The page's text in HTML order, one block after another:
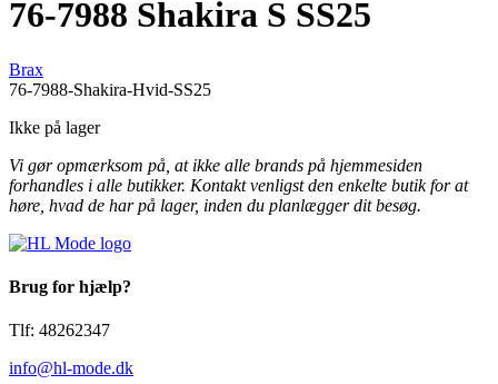
76-7988 Shakira S SS25
Brax
76-7988-Shakira-Hvid-SS25
Ikke på lager
Vi gør opmærksom på, at ikke alle brands på hjemmesiden
forhandles i alle butikker. Kontakt venligst den enkelte butik for at
høre, hvad de har på lager, inden du planlægger dit besøg.
Brug for hjælp?
Tlf: 48262347
info@hl-mode.dk